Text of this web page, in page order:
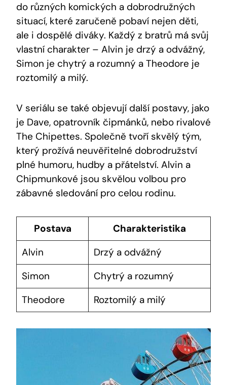
do různých komických a dobrodružných
situací, které zaručeně pobaví nejen děti,
ale i dospělé diváky. Každý z bratrů má svůj
vlastní charakter – Alvin je drzý a odvážný,
Simon je chytrý a rozumný a Theodore je
roztomilý a milý.
V seriálu se také objevují další postavy, jako
je Dave, opatrovník čipmánků, nebo rivalové
The Chipettes. Společně tvoří skvělý tým,
který prožívá neuvěřitelné dobrodružství
plné humoru, hudby a přátelství. Alvin a
Chipmunkové jsou skvělou volbou pro
zábavné sledování pro celou rodinu.
Postava
Charakteristika
Alvin
Drzý a odvážný
Simon
Chytrý a rozumný
Theodore
Roztomilý a milý